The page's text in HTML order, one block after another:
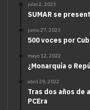
julio 2, 2023
SUMAR se
junio 27, 2023
500 voces por
mayo 12, 2022
¿Monarquía o
abril 29, 2022
Tras dos años de
PCEra